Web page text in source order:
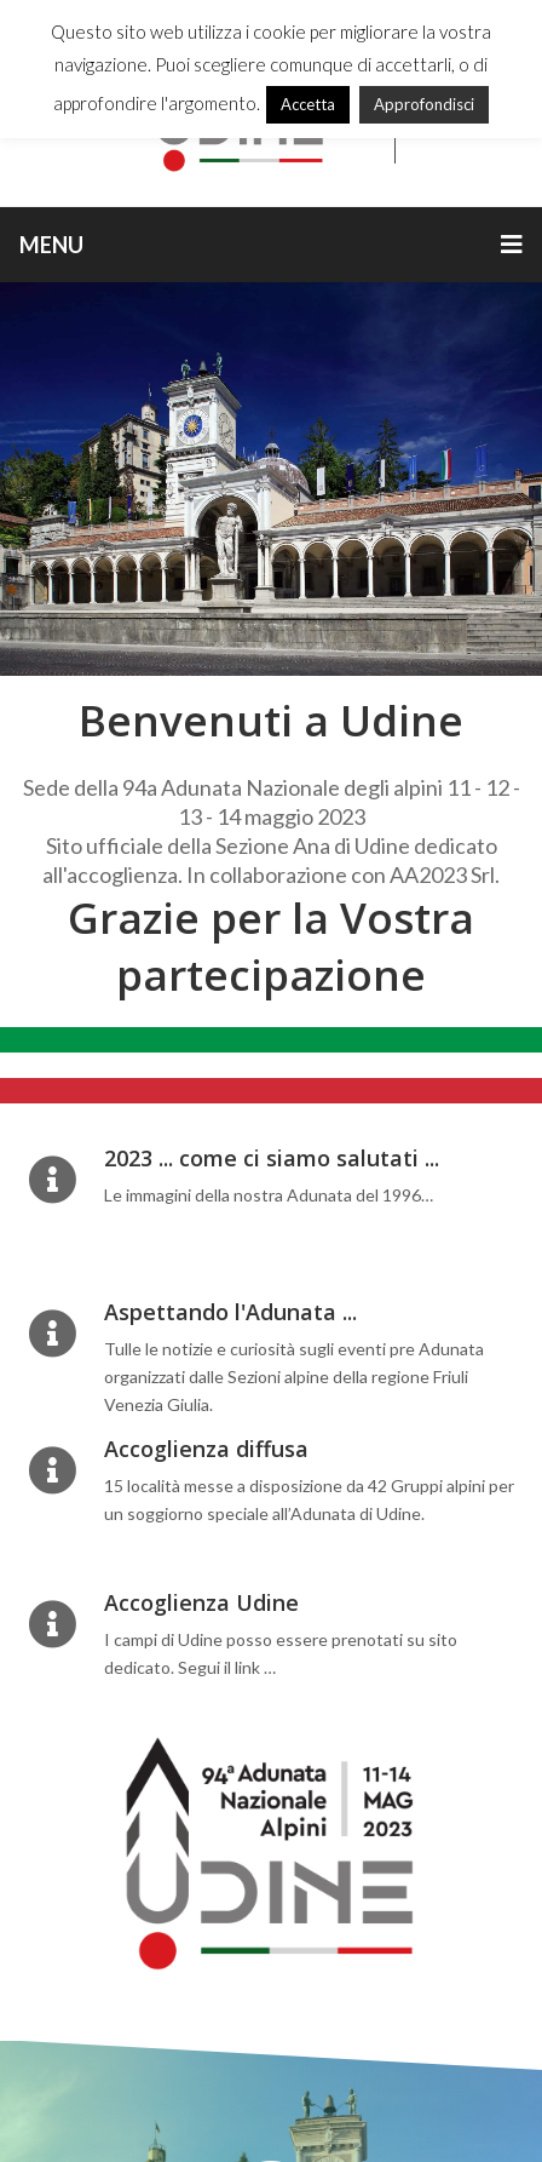
MENU
Benvenuti a Udine
Sede della 94a Adunata Nazionale degli alpini 11 - 12 -
13 - 14 maggio 2023
Sito ufficiale della Sezione Ana di Udine dedicato
all'accoglienza. In collaborazione con AA2023 Srl.
Grazie per la Vostra
partecipazione
2023 ... come ci siamo salutati ...
Le immagini della nostra Adunata del 1996…
Aspettando l'Adunata ...
Tulle le notizie e curiosità sugli eventi pre Adunata
organizzati dalle Sezioni alpine della regione Friuli
Venezia Giulia.
Accoglienza diffusa
15 località messe a disposizione da 42 Gruppi alpini per
un soggiorno speciale all’Adunata di Udine.
Accoglienza Udine
I campi di Udine posso essere prenotati su sito
dedicato. Segui il link …
Questo sito web utilizza i cookie per migliorare la vostra
navigazione. Puoi scegliere comunque di accettarli, o di
approfondire l'argomento.
Accetta Approfondisci